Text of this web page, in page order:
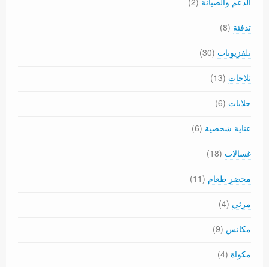
تدفئة (8)
تلفزيونات (30)
ثلاجات (13)
جلايات (6)
عناية شخصية (6)
غسالات (18)
محضر طعام (11)
مرئي (4)
مكانس (9)
مكواة (4)